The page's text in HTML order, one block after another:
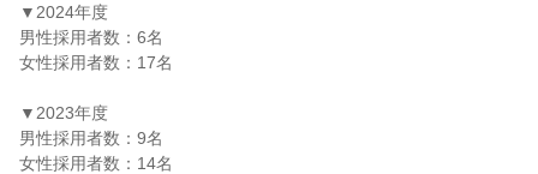
▼2024年度
男性採用者数：6名
女性採用者数：17名
▼2023年度
男性採用者数：9名
女性採用者数：14名